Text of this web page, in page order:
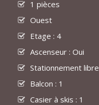
1 pièces
Ouest
Etage : 4
Ascenseur : Oui
Stationnement libre
Balcon : 1
Casier à skis : 1